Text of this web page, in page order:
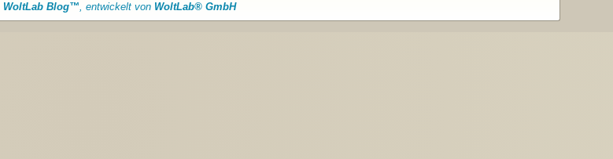
WoltLab Blog™, entwickelt von WoltLab® GmbH